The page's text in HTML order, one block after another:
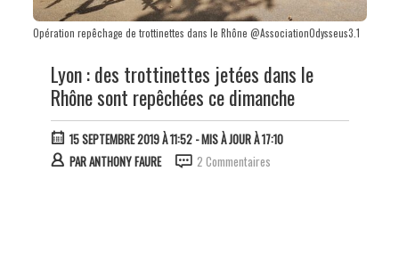
Opération repêchage de trottinettes dans le Rhône @AssociationOdysseus3.1
Lyon : des trottinettes jetées dans le
Rhône sont repêchées ce dimanche
15 SEPTEMBRE 2019 À 11:52- MIS À JOUR À 17:10
PARANTHONY FAURE 2 Commentaires